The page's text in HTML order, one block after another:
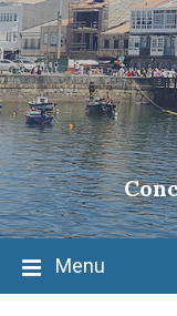
Skip
to
content
Skip
to
main
navigation
Skip
to
footer
Menu